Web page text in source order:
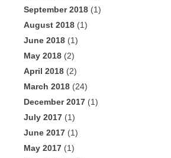
September 2018 (1)
August 2018 (1)
June 2018 (1)
May 2018 (2)
April 2018 (2)
March 2018 (24)
December 2017 (1)
July 2017 (1)
June 2017 (1)
May 2017 (1)